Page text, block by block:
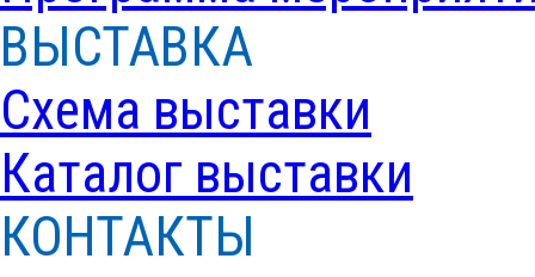
ВЫСТАВКА
Схема выставки
Каталог выставки
КОНТАКТЫ